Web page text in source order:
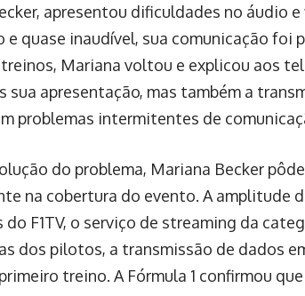
apresentou dificuldades no áudio
quase inaudível, sua comunicação foi
Mariana voltou e explicou aos
sua apresentação, mas também a
problemas intermitentes de
do problema, Mariana Becker
na cobertura do evento. A amplitude
do F1TV, o serviço de streaming da
dos pilotos, a transmissão de dados
treino. A Fórmula 1 confirmou